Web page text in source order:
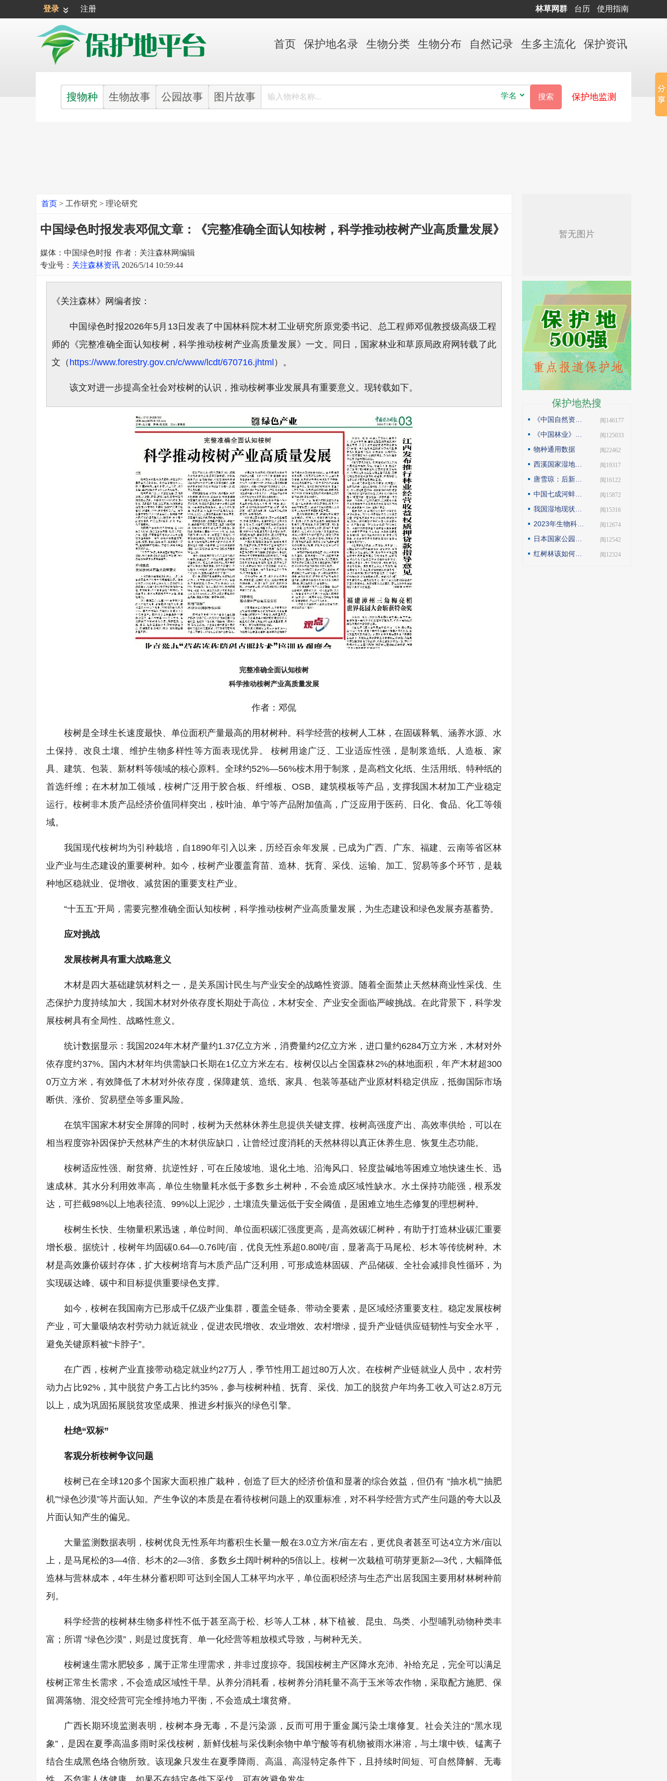
登录 注册 林草网群 台历 使用指南
首页 保护地名录 生物分类 生物分布 自然记录 生多主流化 保护资讯
搜物种 生物故事 公园故事 图片故事 保护地监测
首页 > 工作研究 > 理论研究
中国绿色时报发表邓侃文章：《完整准确全面认知桉树，科学推动桉树产业高质量发展》
媒体：中国绿色时报 作者：关注森林网编辑
专业号： 关注森林资讯 2026/5/14 10:59:44
《关注森林》网编者按：
中国绿色时报2026年5月13日发表了中国林科院木材工业研究所原党委书记、总工程师邓侃教授级高级工程
师的《完整准确全面认知桉树，科学推动桉树产业高质量发展》一文。同日，国家林业和草原局政府网转载了此
文（ https://www.forestry.gov.cn/c/www/lcdt/670716.jhtml ）。
该文对进一步提高全社会对桉树的认识，推动桉树事业发展具有重要意义。现转载如下。
完整准确全面认知桉树
科学推动桉树产业高质量发展
作者：邓侃
桉树是全球生长速度最快、单位面积产量最高的用材树种。科学经营的桉树人工林，在固碳释氧、涵养水源、水
土保持、改良土壤、维护生物多样性等方面表现优异。 桉树用途广泛、工业适应性强，是制浆造纸、人造板、家
具、建筑、包装、新材料等领域的核心原料。全球约52%—56%桉木用于制浆，是高档文化纸、生活用纸、特种纸的
首选纤维；在木材加工领域，桉树广泛用于胶合板、纤维板、OSB、建筑模板等产品，支撑我国木材加工产业稳定
运行。桉树非木质产品经济价值同样突出，桉叶油、单宁等产品附加值高，广泛应用于医药、日化、食品、化工等领
域。
我国现代桉树均为引种栽培，自1890年引入以来，历经百余年发展，已成为广西、广东、福建、云南等省区林
业产业与生态建设的重要树种。如今，桉树产业覆盖育苗、造林、抚育、采伐、运输、加工、贸易等多个环节，是栽
种地区稳就业、促增收、减贫困的重要支柱产业。
“十五五”开局，需要完整准确全面认知桉树，科学推动桉树产业高质量发展，为生态建设和绿色发展夯基蓄势。
应对挑战
发展桉树具有重大战略意义
木材是四大基础建筑材料之一，是关系国计民生与产业安全的战略性资源。随着全面禁止天然林商业性采伐、生
态保护力度持续加大，我国木材对外依存度长期处于高位，木材安全、产业安全面临严峻挑战。在此背景下，科学发
展桉树具有全局性、战略性意义。
统计数据显示：我国2024年木材产量约1.37亿立方米，消费量约2亿立方米，进口量约6284万立方米，木材对外
依存度约37%。国内木材年均供需缺口长期在1亿立方米左右。桉树仅以占全国森林2%的林地面积，年产木材超300
0万立方米，有效降低了木材对外依存度，保障建筑、造纸、家具、包装等基础产业原材料稳定供应，抵御国际市场
断供、涨价、贸易壁垒等多重风险。
在筑牢国家木材安全屏障的同时，桉树为天然林休养生息提供关键支撑。桉树高强度产出、高效率供给，可以在
相当程度弥补因保护天然林产生的木材供应缺口，让曾经过度消耗的天然林得以真正休养生息、恢复生态功能。
桉树适应性强、耐贫瘠、抗逆性好，可在丘陵坡地、退化土地、沿海风口、轻度盐碱地等困难立地快速生长、迅
速成林。其水分利用效率高，单位生物量耗水低于多数乡土树种，不会造成区域性缺水。水土保持功能强，根系发
达，可拦截98%以上地表径流、99%以上泥沙，土壤流失量远低于安全阈值，是困难立地生态修复的理想树种。
桉树生长快、生物量积累迅速，单位时间、单位面积碳汇强度更高，是高效碳汇树种，有助于打造林业碳汇重要
增长极。据统计，桉树年均固碳0.64—0.76吨/亩，优良无性系超0.80吨/亩，显著高于马尾松、杉木等传统树种。木
材是高效廉价碳封存体，扩大桉树培育与木质产品广泛利用，可形成造林固碳、产品储碳、全社会减排良性循环，为
实现碳达峰、碳中和目标提供重要绿色支撑。
如今，桉树在我国南方已形成千亿级产业集群，覆盖全链条、带动全要素，是区域经济重要支柱。稳定发展桉树
产业，可大量吸纳农村劳动力就近就业，促进农民增收、农业增效、农村增绿，提升产业链供应链韧性与安全水平，
避免关键原料被“卡脖子”。
在广西，桉树产业直接带动稳定就业约27万人，季节性用工超过80万人次。在桉树产业链就业人员中，农村劳
动力占比92%，其中脱贫户务工占比约35%，参与桉树种植、抚育、采伐、加工的脱贫户年均务工收入可达2.8万元
以上，成为巩固拓展脱贫攻坚成果、推进乡村振兴的绿色引擎。
杜绝“双标”
客观分析桉树争议问题
桉树已在全球120多个国家大面积推广栽种，创造了巨大的经济价值和显著的综合效益，但仍有 “抽水机”“抽肥
机”“绿色沙漠”等片面认知。产生争议的本质是在看待桉树问题上的双重标准，对不科学经营方式产生问题的夸大以及
片面认知产生的偏见。
大量监测数据表明，桉树优良无性系年均蓄积生长量一般在3.0立方米/亩左右，更优良者甚至可达4立方米/亩以
上，是马尾松的3—4倍、杉木的2—3倍、多数乡土阔叶树种的5倍以上。桉树一次栽植可萌芽更新2—3代，大幅降低
造林与营林成本，4年生林分蓄积即可达到全国人工林平均水平，单位面积经济与生态产出居我国主要用材林树种前
列。
科学经营的桉树林生物多样性不低于甚至高于松、杉等人工林，林下植被、昆虫、鸟类、小型哺乳动物种类丰
富；所谓 “绿色沙漠”，则是过度抚育、单一化经营等粗放模式导致，与树种无关。
桉树速生需水肥较多，属于正常生理需求，并非过度掠夺。我国桉树主产区降水充沛、补给充足，完全可以满足
桉树正常生长需求，不会造成区域性干旱。从养分消耗看，桉树养分消耗量不高于玉米等农作物，采取配方施肥、保
留凋落物、混交经营可完全维持地力平衡，不会造成土壤贫瘠。
广西长期环境监测表明，桉树本身无毒，不是污染源，反而可用于重金属污染土壤修复。社会关注的“黑水现
象”，是因在夏季高温多雨时采伐桉树，新鲜伐桩与采伐剩余物中单宁酸等有机物被雨水淋溶，与土壤中铁、锰离子
结合生成黑色络合物所致。该现象只发生在夏季降雨、高温、高湿特定条件下，且持续时间短、可自然降解、无毒
保护地热搜
| 阅146177
| 阅125033
物种通用数据 | 阅22462
| 阅19317
| 阅16122
| 阅15872
| 阅15316
| 阅12674
| 阅12542
| 阅12324